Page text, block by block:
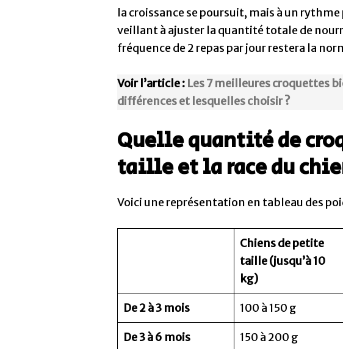
la croissance se poursuit, mais à un
veillant à ajuster la quantité totale de
fréquence de 2 repas par jour restera la
Voir l’article : Les 7 meilleures croquettes
différences et lesquelles choisir ?
Quelle quantité de
taille et la race du
Voici une représentation en tableau des
Chiens de petite
taille (jusqu’à 10
kg)
De 2 à 3 mois 100 à 150 g
De 3 à 6 mois 150 à 200 g